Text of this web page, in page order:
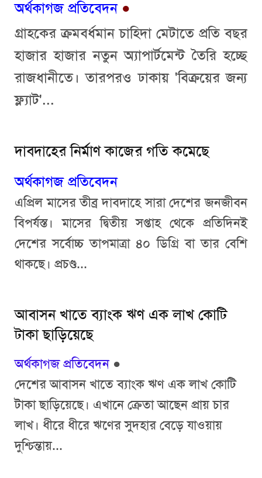
অর্থকাগজ প্রতিবেদন●
গ্রাহকের ক্রমবর্ধমান চাহিদা মেটাতে প্রতি বছর
হাজার হাজার নতুন অ্যাপার্টমেন্ট তৈরি হচ্ছে
রাজধানীতে। তারপরও ঢাকায় 'বিক্রয়ের জন্য
ফ্ল্যাট'...
দাবদাহের নির্মাণ কাজের গতি কমেছে
অর্থকাগজ প্রতিবেদন
এপ্রিল মাসের তীব্র দাবদাহে সারা দেশের জনজীবন
বিপর্যস্ত। মাসের দ্বিতীয় সপ্তাহ থেকে প্রতিদিনই
দেশের সর্বোচ্চ তাপমাত্রা ৪০ ডিগ্রি বা তার বেশি
থাকছে। প্রচণ্ড...
আবাসন খাতে ব্যাংক ঋণ এক লাখ কোটি
টাকা ছাড়িয়েছে
অর্থকাগজ প্রতিবেদন ●
দেশের আবাসন খাতে ব্যাংক ঋণ এক লাখ কোটি
টাকা ছাড়িয়েছে। এখানে ক্রেতা আছেন প্রায় চার
লাখ। ধীরে ধীরে ঋণের সুদহার বেড়ে যাওয়ায়
দুশ্চিন্তায়...